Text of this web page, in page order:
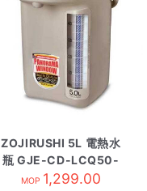
ZOJIRUSHI 5L 電熱水
瓶 GJE-CD-LCQ50-
TK 啡色
MOP 1,299.00